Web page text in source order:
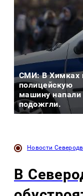
СМИ: В Химках
полицейскую
машину напали
подожгли.
Новости
В